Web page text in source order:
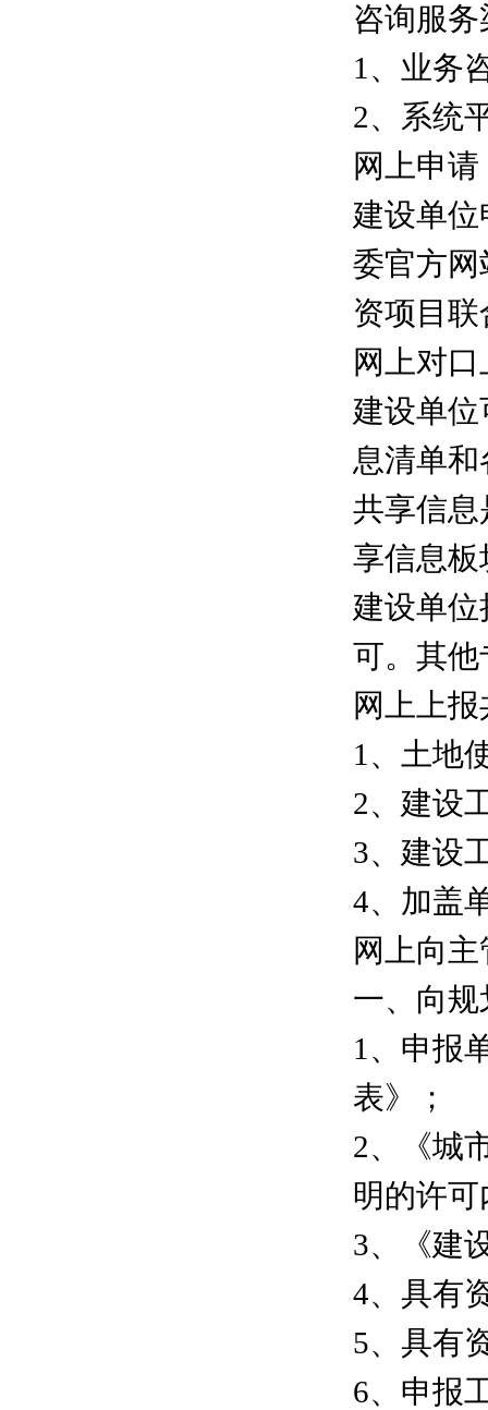
咨询服
1、业务
2、系统
网上申请
建设单
委官方网
资项目
网上对
建设单
息清单
共享信
享信息
建设单
可。其
网上上
1、土地
2、建设
3、建设
4、加盖
网上向
一、向
1、申报
表》；
2、《城
明的许
3、《建
4、具有
5、具有
6、申报